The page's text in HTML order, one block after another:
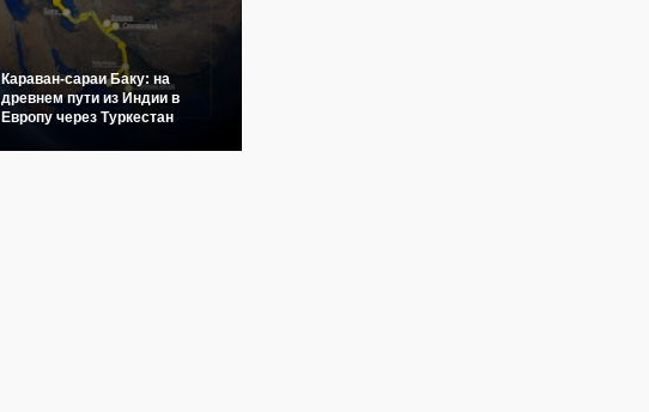
Караван-сараи Баку: на
древнем пути из Индии в
Европу через Туркестан